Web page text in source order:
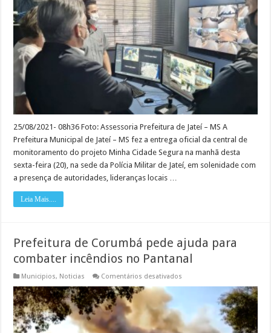
de
videomonitoramento
considerado
modelo
para
Estado
25/08/2021- 08h36 Foto: Assessoria Prefeitura de Jateí – MS A
Prefeitura Municipal de Jateí – MS fez a entrega oficial da central de
monitoramento do projeto Minha Cidade Segura na manhã desta
sexta-feira (20), na sede da Polícia Militar de Jateí, em solenidade com
a presença de autoridades, lideranças locais …
Leia Mais....
Prefeitura de Corumbá pede ajuda para
combater incêndios no Pantanal
Municipios, Noticias Comentários desativados
ajuda
para
combater